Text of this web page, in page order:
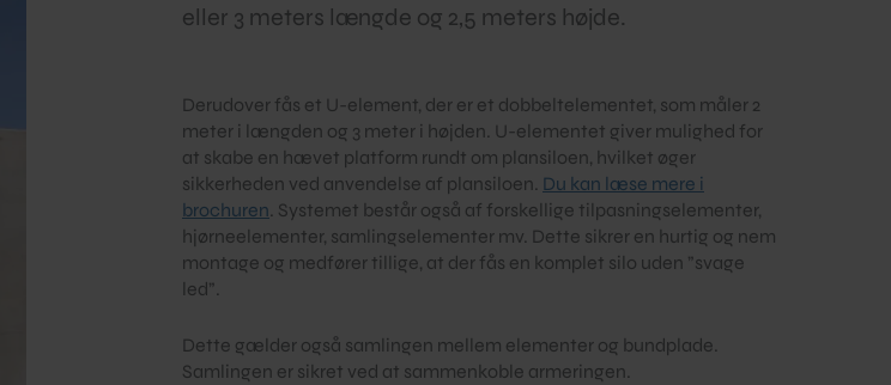
eller 3 meters længde og 2,5 meters højde.
Derudover fås et U-element, der er et dobbeltelementet, som måler 2
meter i længden og 3 meter i højden. U-elementet giver mulighed for
at skabe en hævet platform rundt om plansiloen, hvilket øger
sikkerheden ved anvendelse af plansiloen. Du kan læse mere i
brochuren . Systemet består også af forskellige tilpasningselementer,
hjørneelementer, samlingselementer mv. Dette sikrer en hurtig og nem
montage og medfører tillige, at der fås en komplet silo uden ”svage
led”.
Dette gælder også samlingen mellem elementer og bundplade.
Samlingen er sikret ved at sammenkoble armeringen.